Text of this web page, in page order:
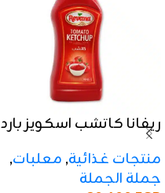
ريفانا كاتشب اسكويز بارد
– 350 جرام
منتجات غذائية, معلبات,
جملة الجملة